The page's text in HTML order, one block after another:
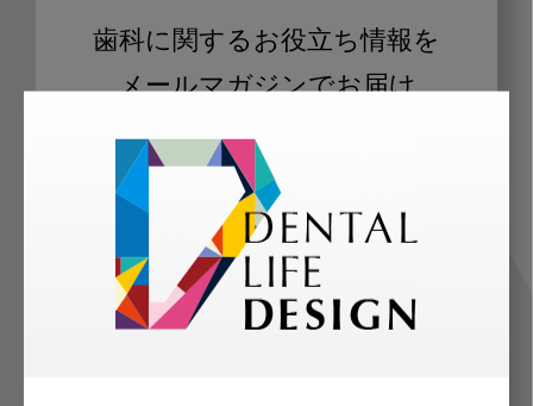
歯科に関するお役立ち情報を
メールマガジンでお届け
ご登録いただいた職種（歯科医師、歯
科衛生士、歯科技工士）に合わせた内
容のメールマガジンをお届けします。